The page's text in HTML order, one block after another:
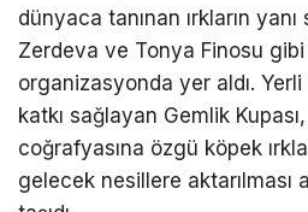
dünyaca tanınan ırkların
Zerdeva ve Tonya Finosu gibi
organizasyonda yer aldı. Yerli
katkı sağlayan Gemlik
coğrafyasına özgü köpek
gelecek nesillere aktarılması